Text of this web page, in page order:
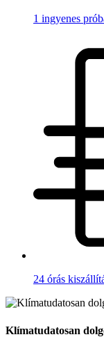
1 ingyenes
24 órás
Klímatudatosan